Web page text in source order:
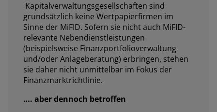
Kapitalverwaltungsgesellschaften sind
grundsätzlich keine Wertpapierfirmen im
Sinne der MiFID. Sofern sie nicht auch MiFID-
relevante Nebendienstleistungen
(beispielsweise Finanzportfolioverwaltung
und/oder Anlageberatung) erbringen, stehen
sie daher nicht unmittelbar im Fokus der
Finanzmarktrichtlinie.
…. aber dennoch betroffen